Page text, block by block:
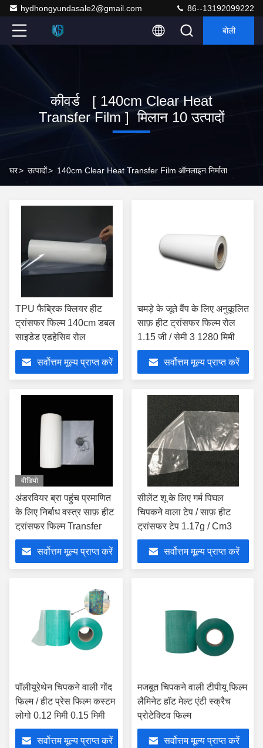
hydhongyundasale2@gmail.com 86--13192099222
बोली
कीवर्ड [ 140cm Clear Heat
Transfer Film ] मिलान 10 उत्पादों
घर> उत्पादों> 140cm Clear Heat Transfer Film ऑनलाइन निर्माता
TPU फैब्रिक क्लियर हीट
ट्रांसफर फिल्म 140cm डबल
साइडेड एडहेसिव रोल
सर्वोत्तम मूल्य प्राप्त करें
चमड़े के जूते वैंप के लिए अनुकूलित
साफ़ हीट ट्रांसफर फिल्म रोल
1.15 जी / सेमी 3 1280 मिमी
सर्वोत्तम मूल्य प्राप्त करें
वीडियो
अंडरवियर ब्रा पहुंच प्रमाणित
के लिए निर्बाध वस्त्र साफ़ हीट
ट्रांसफर फिल्म Transfer
सर्वोत्तम मूल्य प्राप्त करें
सीलेंट शू के लिए गर्म पिघल
चिपकने वाला टेप / साफ़ हीट
ट्रांसफर टेप 1.17g / Cm3
सर्वोत्तम मूल्य प्राप्त करें
पॉलीयूरेथेन चिपकने वाली गोंद
फिल्म / हीट प्रेस फिल्म कस्टम
लोगो 0.12 मिमी 0.15 मिमी
सर्वोत्तम मूल्य प्राप्त करें
मजबूत चिपकने वाली टीपीयू फिल्म
लैमिनेट हॉट मेल्ट एंटी स्क्रैच
प्रोटेक्टिव फिल्म
सर्वोत्तम मूल्य प्राप्त करें